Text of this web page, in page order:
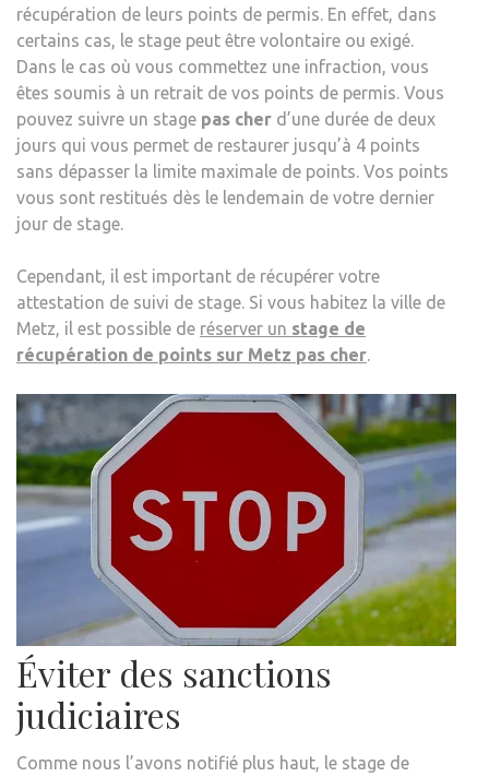
récupération de leurs points de permis. En effet, dans
certains cas, le stage peut être volontaire ou exigé.
Dans le cas où vous commettez une infraction, vous
êtes soumis à un retrait de vos points de permis. Vous
pouvez suivre un stage pas cher d’une durée de deux
jours qui vous permet de restaurer jusqu’à 4 points
sans dépasser la limite maximale de points. Vos points
vous sont restitués dès le lendemain de votre dernier
jour de stage.
Cependant, il est important de récupérer votre
attestation de suivi de stage. Si vous habitez la ville de
Metz, il est possible de réserver un stage de
récupération de points sur Metz pas cher.
Éviter des sanctions
judiciaires
Comme nous l’avons notifié plus haut, le stage de